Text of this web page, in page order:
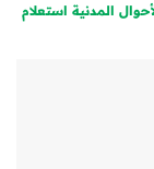
المدنية استعلام